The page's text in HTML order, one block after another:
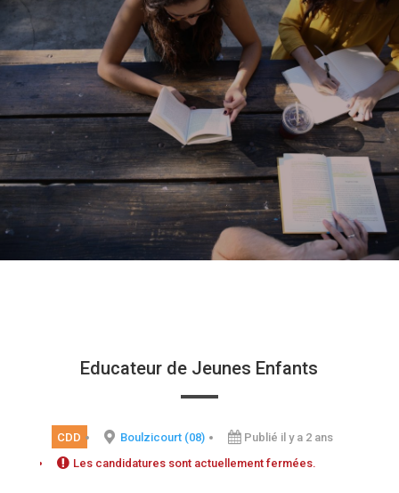
Educateur de Jeunes Enfants
CDD Boulzicourt (08)
Publié il y a 2 ans
Les candidatures sont actuellement fermées.